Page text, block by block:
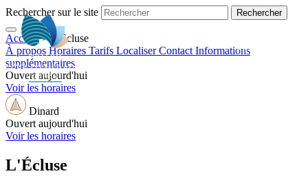
Rechercher sur le site
FR
Accueil>L'Écluse
À propos Horaires Tarifs Localiser Contact Informations
supplémentaires
Ouvert aujourd'hui
Voir les horaires
Dinard
Ouvert aujourd'hui
Voir les horaires
L'Écluse